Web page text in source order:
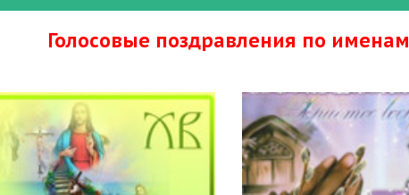
Голосовые поздравления по именам